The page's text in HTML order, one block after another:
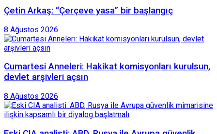
Çetin Arkaş: “Çerçeve yasa” bir başlangıç
8 Ağustos 2026
Cumartesi Anneleri: Hakikat komisyonları kurulsun,
devlet arşivleri açsın
8 Ağustos 2026